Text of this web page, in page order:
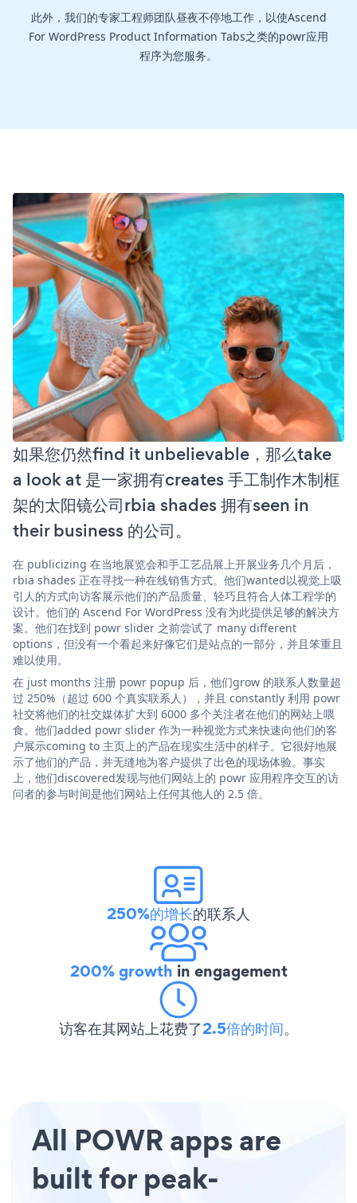
此外，我们的专家工程师团队昼夜不停地工作，以使Ascend
For WordPress Product Information Tabs之类的powr应用
程序为您服务。
如果您仍然find it unbelievable，那么take
a look at 是一家拥有creates 手工制作木制框
架的太阳镜公司rbia shades 拥有seen in
their business 的公司。
在 publicizing 在当地展览会和手工艺品展上开展业务几个月后，
rbia shades 正在寻找一种在线销售方式。他们wanted以视觉上吸
引人的方式向访客展示他们的产品质量、轻巧且符合人体工程学的
设计。他们的 Ascend For WordPress 没有为此提供足够的解决方
案。他们在找到 powr slider 之前尝试了 many different
options，但没有一个看起来好像它们是站点的一部分，并且笨重且
难以使用。
在 just months 注册 powr popup 后，他们grow 的联系人数量超
过 250%（超过 600 个真实联系人），并且 constantly 利用 powr
社交将他们的社交媒体扩大到 6000 多个关注者在他们的网站上喂
食。他们added powr slider 作为一种视觉方式来快速向他们的客
户展示coming to 主页上的产品在现实生活中的样子。它很好地展
示了他们的产品，并无缝地为客户提供了出色的现场体验。事实
上，他们discovered发现与他们网站上的 powr 应用程序交互的访
问者的参与时间是他们网站上任何其他人的 2.5 倍。
250%的增长的联系人
200% growth in engagement
访客在其网站上花费了2.5倍的时间。
All POWR apps are
built for peak-